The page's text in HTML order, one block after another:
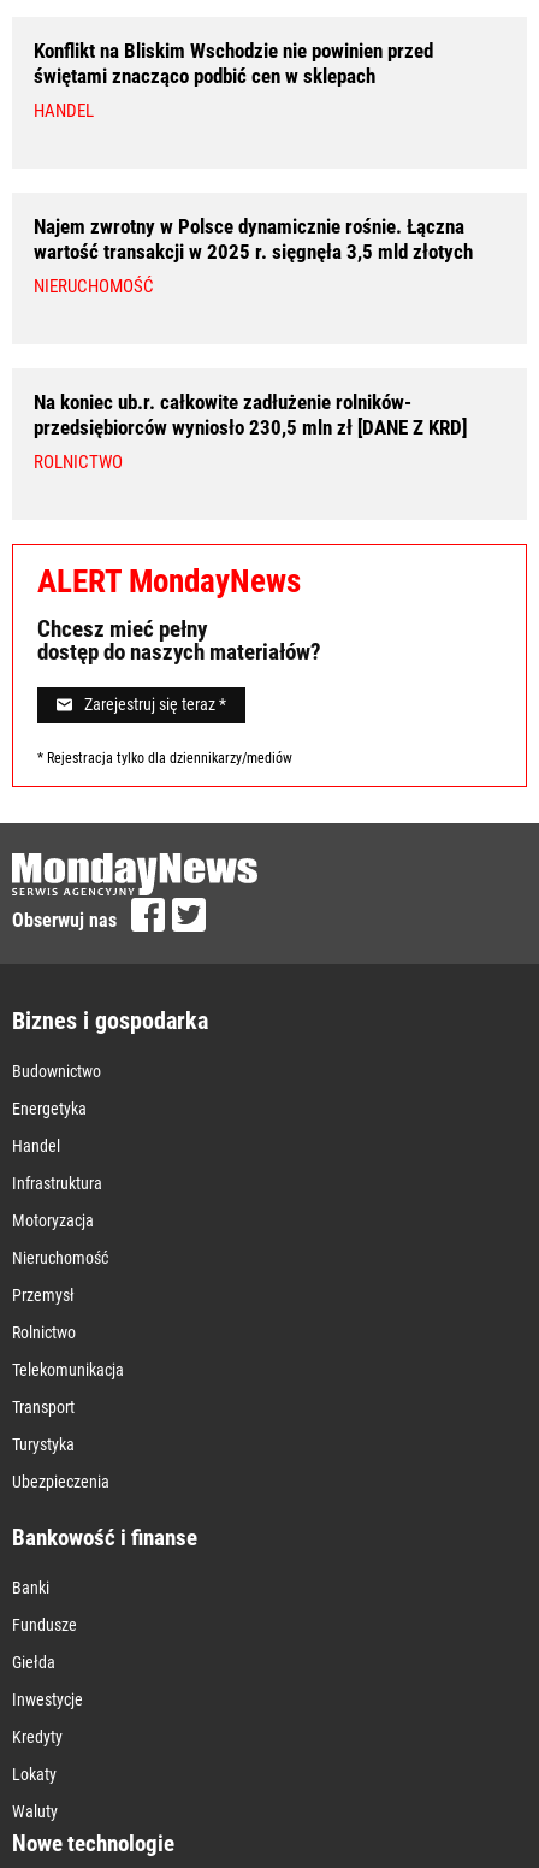
Konflikt na Bliskim Wschodzie nie powinien przed
świętami znacząco podbić cen w sklepach
HANDEL
Najem zwrotny w Polsce dynamicznie rośnie. Łączna
wartość transakcji w 2025 r. sięgnęła 3,5 mld złotych
NIERUCHOMOŚĆ
Na koniec ub.r. całkowite zadłużenie rolników-
przedsiębiorców wyniosło 230,5 mln zł [DANE Z KRD]
ROLNICTWO
ALERT MondayNews
Chcesz mieć pełny
dostęp do naszych materiałów?
Zarejestruj się teraz *
* Rejestracja tylko dla dziennikarzy/mediów
Obserwuj nas
Biznes i gospodarka
Budownictwo
Energetyka
Handel
Infrastruktura
Motoryzacja
Nieruchomość
Przemysł
Rolnictwo
Telekomunikacja
Transport
Turystyka
Ubezpieczenia
Bankowość i finanse
Banki
Fundusze
Giełda
Inwestycje
Kredyty
Lokaty
Waluty
Nowe technologie